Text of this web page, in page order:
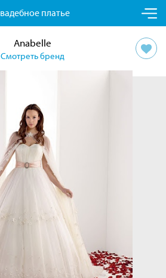
платье
Anabelle
Смотреть бренд